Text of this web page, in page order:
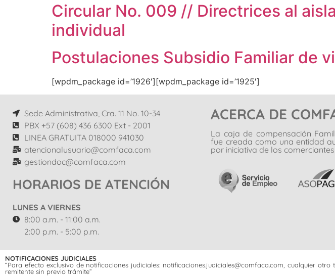
Circular No. 009 // Directrices al
individual
Postulaciones Subsidio Familiar de
[wpdm_package id=’1926′][wpdm_package id=’1925′]
Sede Administrativa, Cra. 11 No. 10-34
PBX +57 (608) 436 6300 Ext - 2001
LINEA GRATUITA 018000 941030
atencionalusuario@comfaca.com
gestiondoc@comfaca.com
HORARIOS DE ATENCIÓN
LUNES A VIERNES
8:00 a.m. - 11:00 a.m.
2:00 p.m. - 5:00 p.m.
ACERCA DE
La caja de compensación
fue creada como una entidad
por iniciativa de los
NOTIFICACIONES JUDICIALES
“Para efecto exclusivo de notificaciones judiciales: notificaciones.judiciales@comfaca.com, cualquier
remitente sin previo trámite”